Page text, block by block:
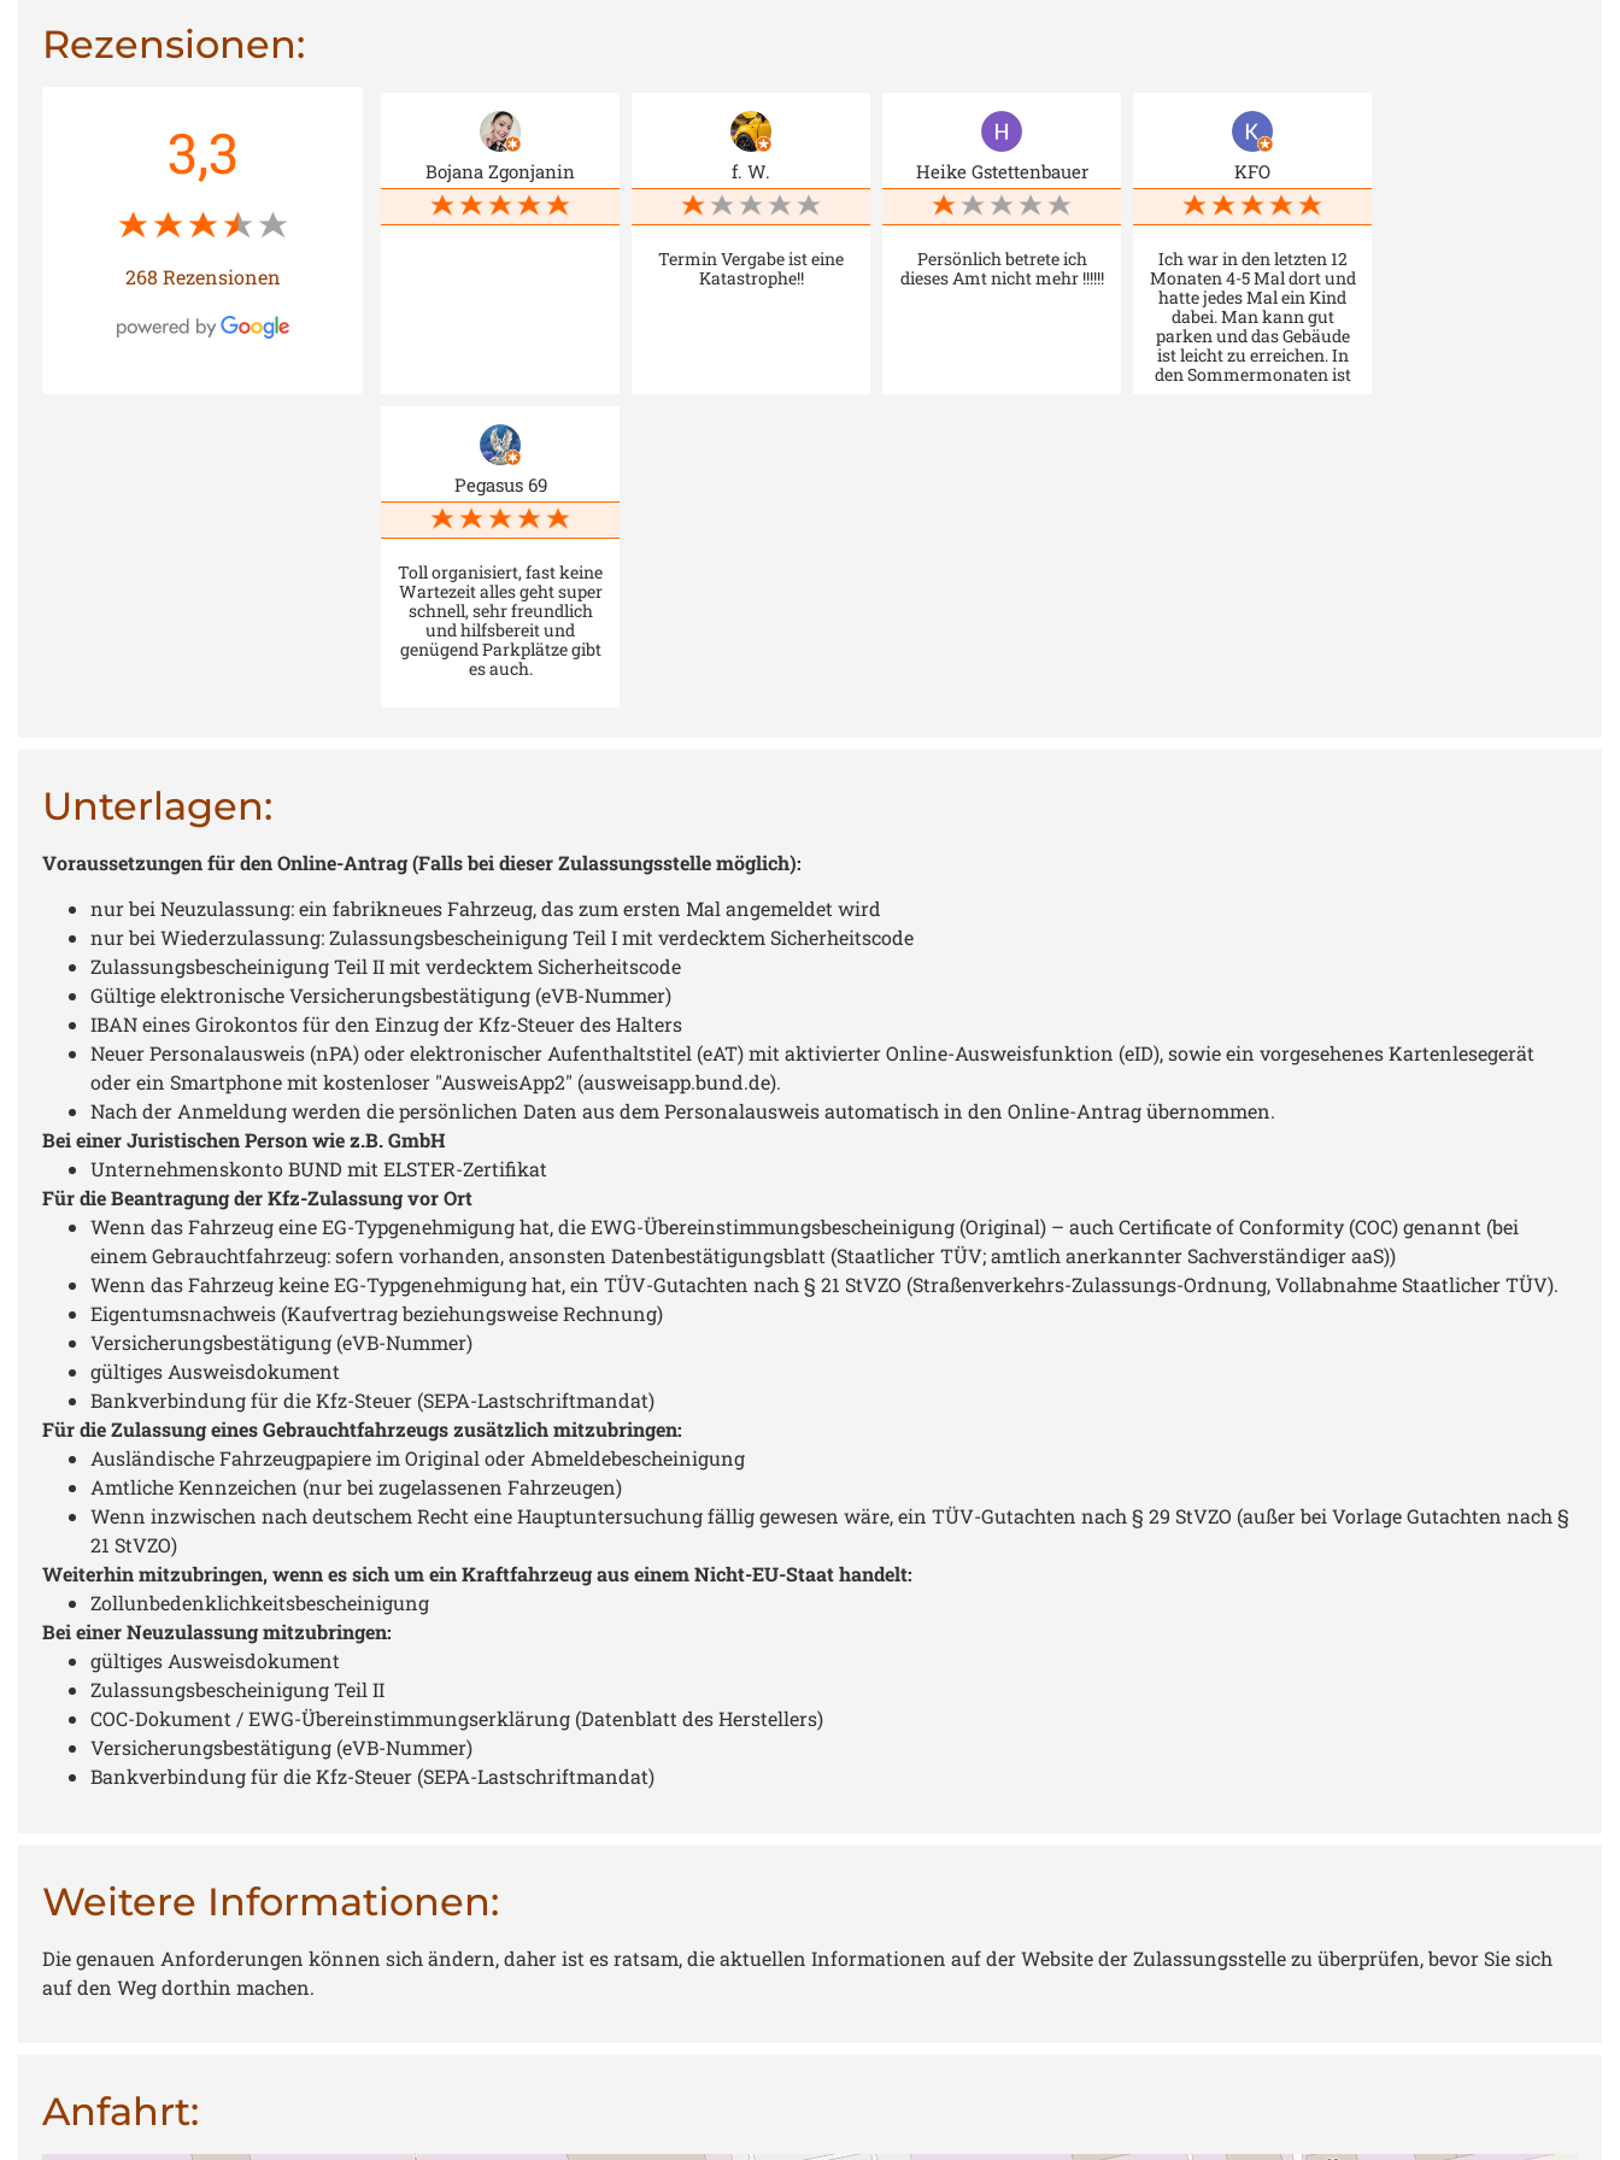
Rezensionen:
3,3
268 Rezensionen
Bojana Zgonjanin f. W.
Termin Vergabe ist eine
Katastrophe!!
Heike Gstettenbauer
Persönlich betrete ich
dieses Amt nicht mehr !!!!!!
KFO
Ich war in den letzten 12
Monaten 4-5 Mal dort und
hatte jedes Mal ein Kind
dabei. Man kann gut
parken und das Gebäude
ist leicht zu erreichen. In
den Sommermonaten ist
Pegasus 69
Toll organisiert, fast keine
Wartezeit alles geht super
schnell, sehr freundlich
und hilfsbereit und
genügend Parkplätze gibt
es auch.
Unterlagen:
Voraussetzungen für den Online-Antrag (Falls bei dieser Zulassungsstelle möglich):
nur bei Neuzulassung: ein fabrikneues Fahrzeug, das zum ersten Mal angemeldet wird
nur bei Wiederzulassung: Zulassungsbescheinigung Teil I mit verdecktem Sicherheitscode
Zulassungsbescheinigung Teil II mit verdecktem Sicherheitscode
Gültige elektronische Versicherungsbestätigung (eVB-Nummer)
IBAN eines Girokontos für den Einzug der Kfz-Steuer des Halters
Neuer Personalausweis (nPA) oder elektronischer Aufenthaltstitel (eAT) mit aktivierter Online-Ausweisfunktion (eID), sowie ein vorgesehenes Kartenlesegerät
oder ein Smartphone mit kostenloser "AusweisApp2" (ausweisapp.bund.de).
Nach der Anmeldung werden die persönlichen Daten aus dem Personalausweis automatisch in den Online-Antrag übernommen.
Bei einer Juristischen Person wie z.B. GmbH
Unternehmenskonto BUND mit ELSTER-Zertifikat
Für die Beantragung der Kfz-Zulassung vor Ort
Wenn das Fahrzeug eine EG-Typgenehmigung hat, die EWG-Übereinstimmungsbescheinigung (Original) – auch Certificate of Conformity (COC) genannt (bei
einem Gebrauchtfahrzeug: sofern vorhanden, ansonsten Datenbestätigungsblatt (Staatlicher TÜV; amtlich anerkannter Sachverständiger aaS))
Wenn das Fahrzeug keine EG-Typgenehmigung hat, ein TÜV-Gutachten nach § 21 StVZO (Straßenverkehrs-Zulassungs-Ordnung, Vollabnahme Staatlicher TÜV).
Eigentumsnachweis (Kaufvertrag beziehungsweise Rechnung)
Versicherungsbestätigung (eVB-Nummer)
gültiges Ausweisdokument
Bankverbindung für die Kfz-Steuer (SEPA-Lastschriftmandat)
Für die Zulassung eines Gebrauchtfahrzeugs zusätzlich mitzubringen:
Ausländische Fahrzeugpapiere im Original oder Abmeldebescheinigung
Amtliche Kennzeichen (nur bei zugelassenen Fahrzeugen)
Wenn inzwischen nach deutschem Recht eine Hauptuntersuchung fällig gewesen wäre, ein TÜV-Gutachten nach § 29 StVZO (außer bei Vorlage Gutachten nach §
21 StVZO)
Weiterhin mitzubringen, wenn es sich um ein Kraftfahrzeug aus einem Nicht-EU-Staat handelt:
Zollunbedenklichkeitsbescheinigung
Bei einer Neuzulassung mitzubringen:
gültiges Ausweisdokument
Zulassungsbescheinigung Teil II
COC-Dokument / EWG-Übereinstimmungserklärung (Datenblatt des Herstellers)
Versicherungsbestätigung (eVB-Nummer)
Bankverbindung für die Kfz-Steuer (SEPA-Lastschriftmandat)
Weitere Informationen:
Die genauen Anforderungen können sich ändern, daher ist es ratsam, die aktuellen Informationen auf der Website der Zulassungsstelle zu überprüfen, bevor Sie sich
auf den Weg dorthin machen.
Anfahrt: